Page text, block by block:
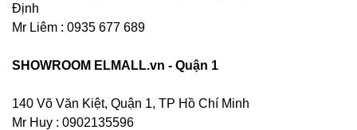
Định
Mr Liêm : 0935 677 689
SHOWROOM ELMALL.vn - Quận 1
140 Võ Văn Kiệt, Quận 1, TP Hồ Chí Minh
Mr Huy : 0902135596